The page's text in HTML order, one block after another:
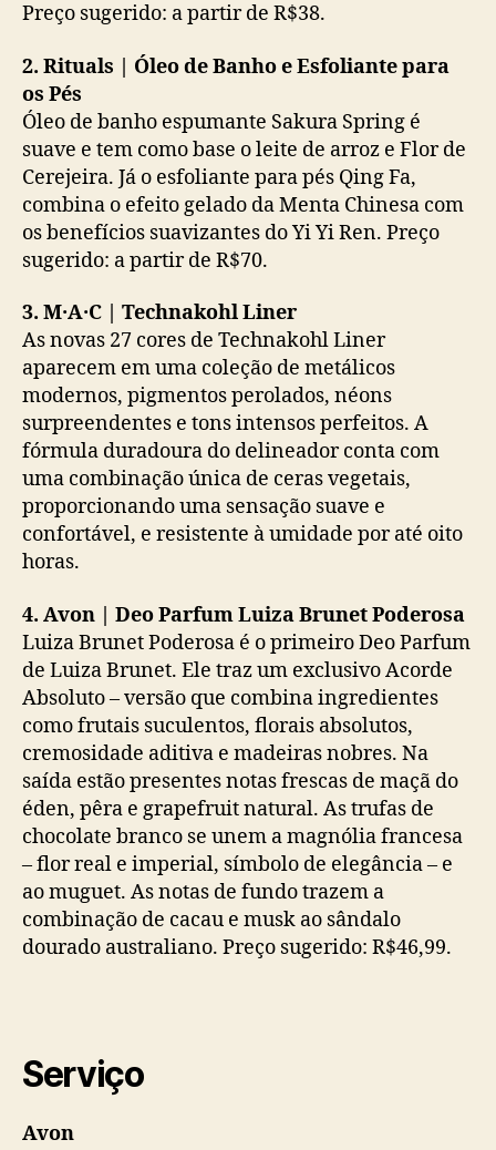
Preço sugerido: a partir de R$38.
2. Rituals | Óleo de Banho e Esfoliante para
os Pés
Óleo de banho espumante Sakura Spring é
suave e tem como base o leite de arroz e Flor de
Cerejeira. Já o esfoliante para pés Qing Fa,
combina o efeito gelado da Menta Chinesa com
os benefícios suavizantes do Yi Yi Ren. Preço
sugerido: a partir de R$70.
3. M·A·C | Technakohl Liner
As novas 27 cores de Technakohl Liner
aparecem em uma coleção de metálicos
modernos, pigmentos perolados, néons
surpreendentes e tons intensos perfeitos. A
fórmula duradoura do delineador conta com
uma combinação única de ceras vegetais,
proporcionando uma sensação suave e
confortável, e resistente à umidade por até oito
horas.
4. Avon | Deo Parfum Luiza Brunet Poderosa
Luiza Brunet Poderosa é o primeiro Deo Parfum
de Luiza Brunet. Ele traz um exclusivo Acorde
Absoluto – versão que combina ingredientes
como frutais suculentos, florais absolutos,
cremosidade aditiva e madeiras nobres. Na
saída estão presentes notas frescas de maçã do
éden, pêra e grapefruit natural. As trufas de
chocolate branco se unem a magnólia francesa
– flor real e imperial, símbolo de elegância – e
ao muguet. As notas de fundo trazem a
combinação de cacau e musk ao sândalo
dourado australiano. Preço sugerido: R$46,99.
Serviço
Avon